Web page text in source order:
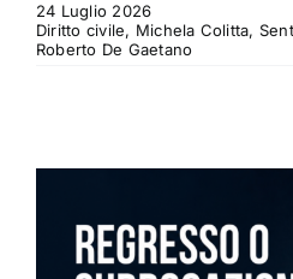
24 Luglio 2026
Diritto civile, Michela Colitta,
Roberto De Gaetano